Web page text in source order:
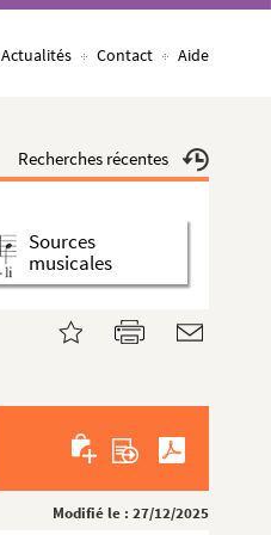
Actualités Contact Aide
Recherches récentes
Sources
musicales
Modifié le : 27/12/2025